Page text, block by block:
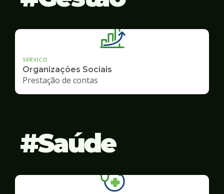
SERVICO
Organizações Sociais
Prestação de contas
Saúde